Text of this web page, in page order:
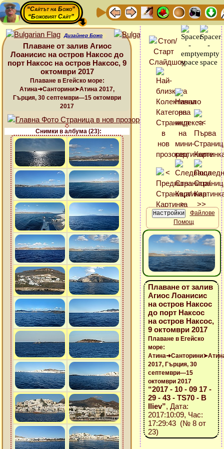
“Сайтът на Божо”
“Божовият Сайт”
Дизайнер Божо
Плаване от залив Агиос
Лоанисис на остров Наксос до
порт Наксос на остров Наксос, 9
октомври 2017
Плаване в Егейско море:
Атина➜Санторини➤Атина 2017,
Гърция, 30 септември—15 октомври
2017
Снимки в албума (23):
Файлове
Помощ
Плаване от залив
Агиос Лоанисис
на остров Наксос
до порт Наксос
на остров Наксос,
9 октомври 2017
Плаване в Егейско
море:
2017, Гърция, 30
септември—15
октомври 2017
“2017 - 10 - 09 17 -
29 - 43 - TS70 - B
Iliev”, Дата:
2017:10:09, Час:
17:29:43 (№ 8 от
23)